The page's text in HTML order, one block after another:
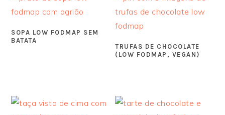
SOPA LOW FODMAP SEM
BATATA
TRUFAS DE CHOCOLATE
(LOW FODMAP, VEGAN)